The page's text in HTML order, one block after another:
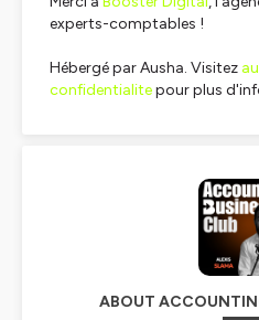
experts-comptables !
Hébergé par Ausha. Visitez
confidentialitepour plus
ABOUT